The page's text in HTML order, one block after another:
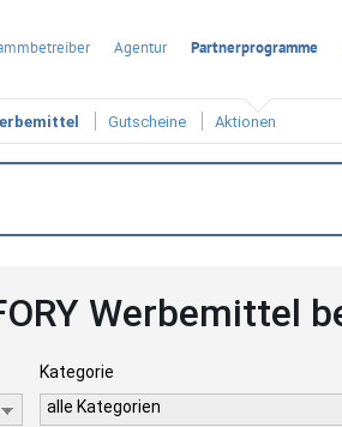
Agentur Partnerprogramme
Gutscheine Aktionen
Werbemittel
Kategorie
alle Kategorien